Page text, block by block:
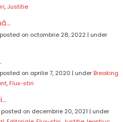
,Justitie
posted on octombrie 28, 2022| under
posted on aprilie 7, 2020 | under Breaking
, Flux-stiri
posted on decembrie 20, 2021 | under